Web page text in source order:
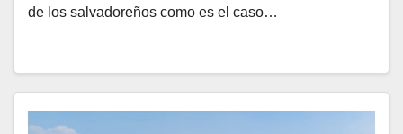
de los salvadoreños como es el caso…